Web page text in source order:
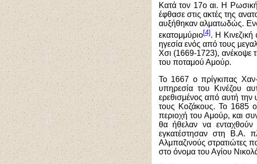
Κατά τον 17ο αι. Η Ρωσική
έφθασε στις ακτές της
αυξήθηκαν αλματωδώς.
εκατομμύριο[4] . Η Κινεζική
ηγεσία ενός από τους
Χσι (1669-1723), ανέκοψε
του ποταμού Αμούρ.
Το 1667 ο πρίγκιπας
υπηρεσία του Κινέζου
ερεθισμένος από αυτή την
τους Κοζάκους. Το 1685
περιοχή του Αμούρ, και
θα ήθελαν να
εγκατέστησαν στη Β.Α.
Αλμπαζινούς στρατιώτες
στο όνομα του Αγίου